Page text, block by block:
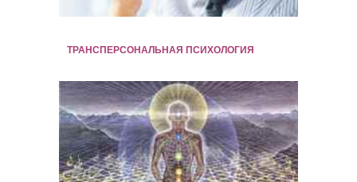
ТРАНСПЕРСОНАЛЬНАЯ ПСИХОЛОГИЯ